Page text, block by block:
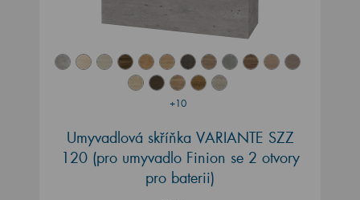
+10
Umyvadlová skříňka VARIANTE SZZ
120 (pro umyvadlo Finion se 2 otvory
pro baterii)